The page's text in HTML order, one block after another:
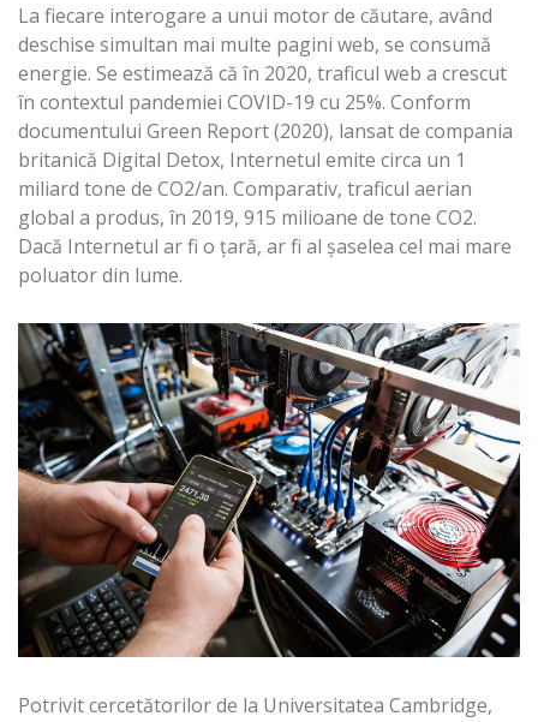
La fiecare interogare a unui motor de căutare, având
deschise simultan mai multe pagini web, se consumă
energie. Se estimează că în 2020, traficul web a crescut
în contextul pandemiei COVID-19 cu 25%. Conform
documentului Green Report (2020), lansat de compania
britanică Digital Detox, Internetul emite circa un 1
miliard tone de CO2/an. Comparativ, traficul aerian
global a produs, în 2019, 915 milioane de tone CO2.
Dacă Internetul ar fi o țară, ar fi al șaselea cel mai mare
poluator din lume.
Potrivit cercetătorilor de la Universitatea Cambridge,